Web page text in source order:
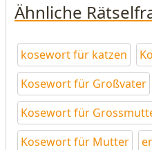
Ähnliche
kosewort für katzen
Kosewort für Großvater
Kosewort für
Kosewort für Mutter